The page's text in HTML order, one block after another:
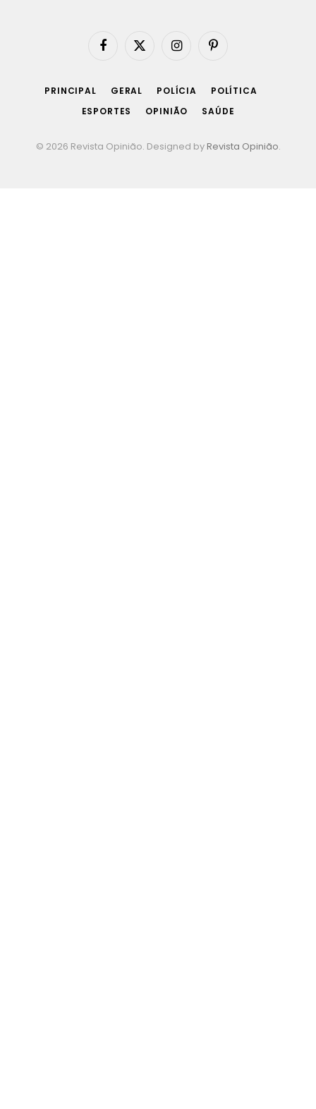
Facebook
X
InstagramPinterest
PRINCIPAL GERAL POLÍCIA
POLÍTICA
ESPORTES
OPINIÃO SAÚDE
© 2026 Revista Opinião. Designed by Revista Opinião.